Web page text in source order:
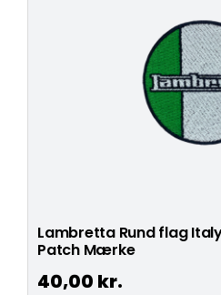
Lambretta Rund flag
Patch Mærke
40,00 kr.